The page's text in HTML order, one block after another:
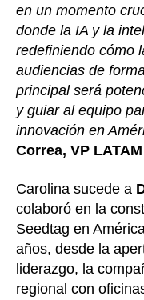
en un momento
donde la IA y la
redefiniendo cómo
audiencias de
principal será
y guiar al equipo
innovación en
Correa, VP
Carolina sucede a
colaboró en la
Seedtag en
años, desde la
liderazgo, la
regional con